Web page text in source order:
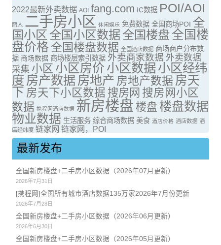
2022最新外卖数据 AOI fang.com IC数据 POI/AOI
丽人 二手房小区 休闲娱乐 免费数据 全国商场POI 全
国小区 全国小区数据全国楼盘全国楼
盘价格 全国楼盘数据 全国酒店数据 商场商户分布数
据 商场数据 商场楼层索引数据 外卖商家数据 外卖数据
采集 小区 小区房价 小区数据小区经纬
度 房产数据 房地产 房地产数据 房天
下 房天下小区数据 搜房网 搜房网小区
数据 携程网酒店数据 新房楼盘 楼盘 楼盘数据
物业数据 生活服务 综合商场数据 美食 酒店价格 酒店数据 酒
店经纬度 链家网 链家网，POI
最新发布
全国新房楼盘+二手房小区数据（2026年07月更新）
2026年7月31日
[携程网]全国所有城市酒店数据135万家2026年7月份更新
2026年7月28日
全国新房楼盘+二手房小区数据（2026年06月更新）
2026年6月30日
全国新房楼盘+二手房小区数据（2026年05月更新）